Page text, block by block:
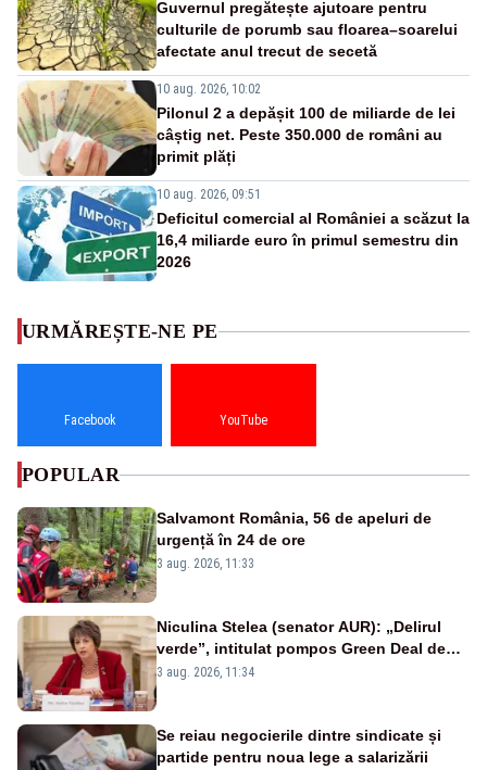
Guvernul pregătește ajutoare pentru
culturile de porumb sau floarea–soarelui
afectate anul trecut de secetă
10 aug. 2026, 10:02
Pilonul 2 a depășit 100 de miliarde de lei
câștig net. Peste 350.000 de români au
primit plăți
10 aug. 2026, 09:51
Deficitul comercial al României a scăzut la
16,4 miliarde euro în primul semestru din
2026
URMĂREȘTE-NE PE
Facebook YouTube
POPULAR
Salvamont România, 56 de apeluri de
urgență în 24 de ore
3 aug. 2026, 11:33
Niculina Stelea (senator AUR): „Delirul
verde”, intitulat pompos Green Deal de
către Bruxelles, este în mare măsură
3 aug. 2026, 11:34
Se reiau negocierile dintre sindicate și
partide pentru noua lege a salarizării